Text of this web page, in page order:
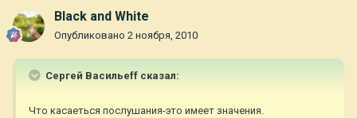
Black and White
Опубликовано 2 ноября, 2010
Сергей Васильеff сказал:
Что касаеться послушания-это имеет значения.